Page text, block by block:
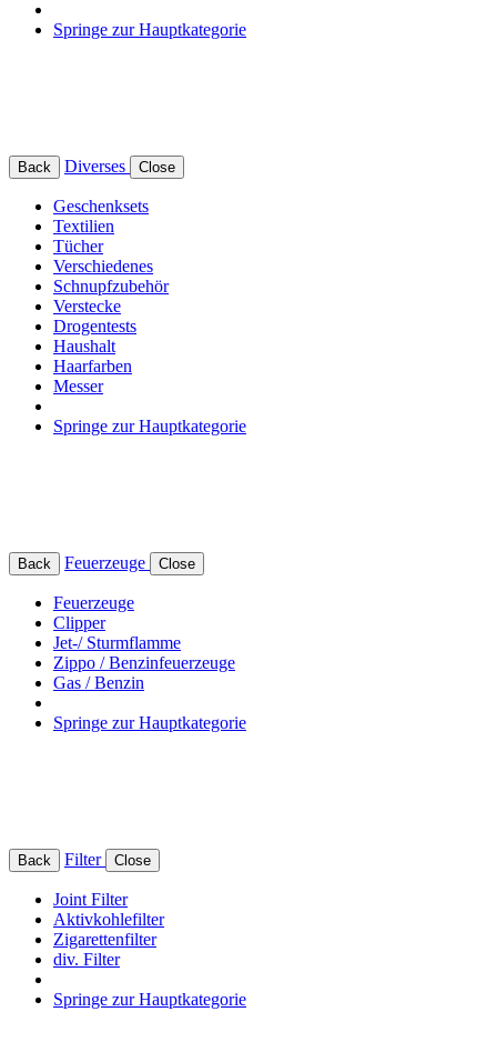
Springe zur Hauptkategorie
Back Diverses Close
Geschenksets
Textilien
Tücher
Verschiedenes
Schnupfzubehör
Verstecke
Drogentests
Haushalt
Haarfarben
Messer
Springe zur Hauptkategorie
Back Feuerzeuge Close
Feuerzeuge
Clipper
Jet-/ Sturmflamme
Zippo / Benzinfeuerzeuge
Gas / Benzin
Springe zur Hauptkategorie
Back Filter Close
Joint Filter
Aktivkohlefilter
Zigarettenfilter
div. Filter
Springe zur Hauptkategorie